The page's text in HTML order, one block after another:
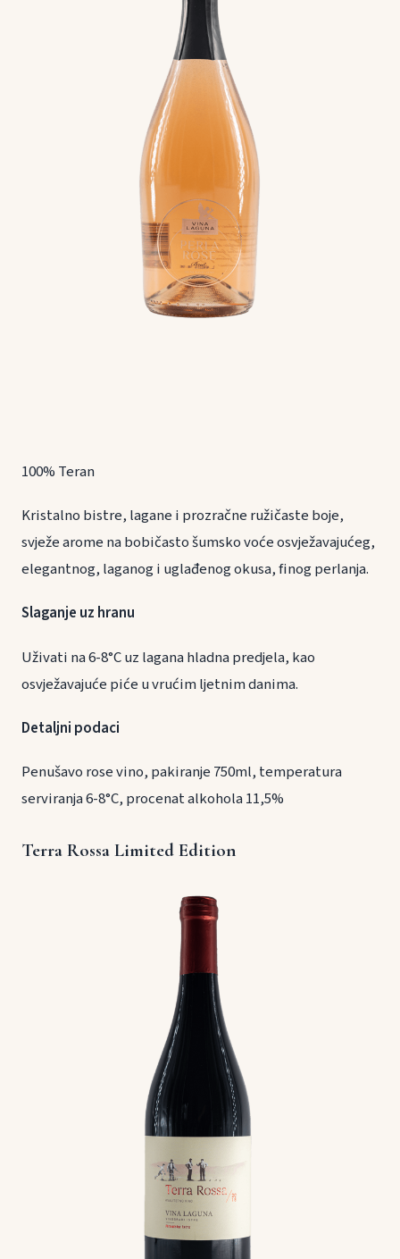
100% Teran
Kristalno bistre, lagane i prozračne ružičaste boje,
svježe arome na bobičasto šumsko voće osvježavajućeg,
elegantnog, laganog i uglađenog okusa, finog perlanja.
Slaganje uz hranu
Uživati na 6-8°C uz lagana hladna predjela, kao
osvježavajuće piće u vrućim ljetnim danima.
Detaljni podaci
Penušavo rose vino, pakiranje 750ml, temperatura
serviranja 6-8°C, procenat alkohola 11,5%
Terra Rossa Limited Edition